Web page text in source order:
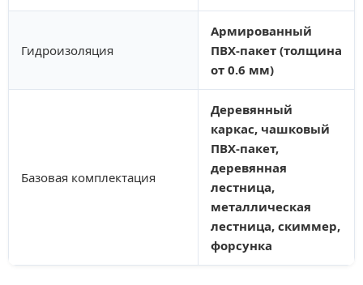
Гидроизоляция
Армированный
ПВХ-пакет (толщина
от 0.6 мм)
Базовая комплектация
Деревянный
каркас, чашковый
ПВХ-пакет,
деревянная
лестница,
металлическая
лестница, скиммер,
форсунка